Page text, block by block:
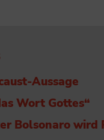
Aussage
Wort Gottes“
Bolsonaro wird